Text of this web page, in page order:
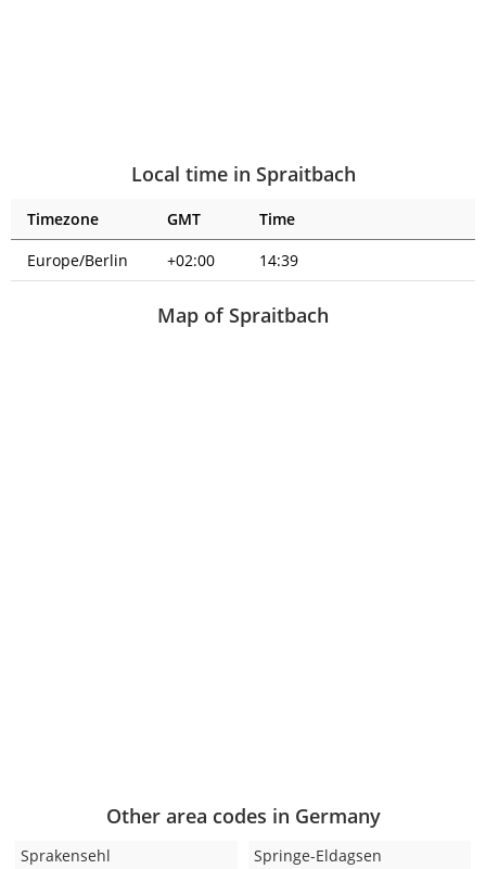
Local time in Spraitbach
Timezone GMT
Time
Europe/Berlin
+02:00 14:39
Map of Spraitbach
Other area codes in Germany
Sprakensehl Springe-Eldagsen